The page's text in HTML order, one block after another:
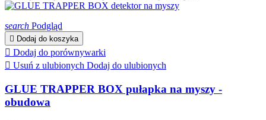
search Podgląd
 Dodaj do koszyka
 Dodaj do porównywarki
 Usuń z ulubionych Dodaj do ulubionych
GLUE TRAPPER BOX pułapka na myszy -
obudowa